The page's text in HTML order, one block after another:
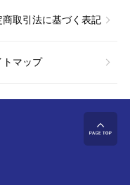
商取引法に基づく表記
トマップ
online store